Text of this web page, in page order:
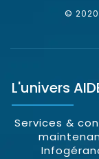
©
L'univers
Services &